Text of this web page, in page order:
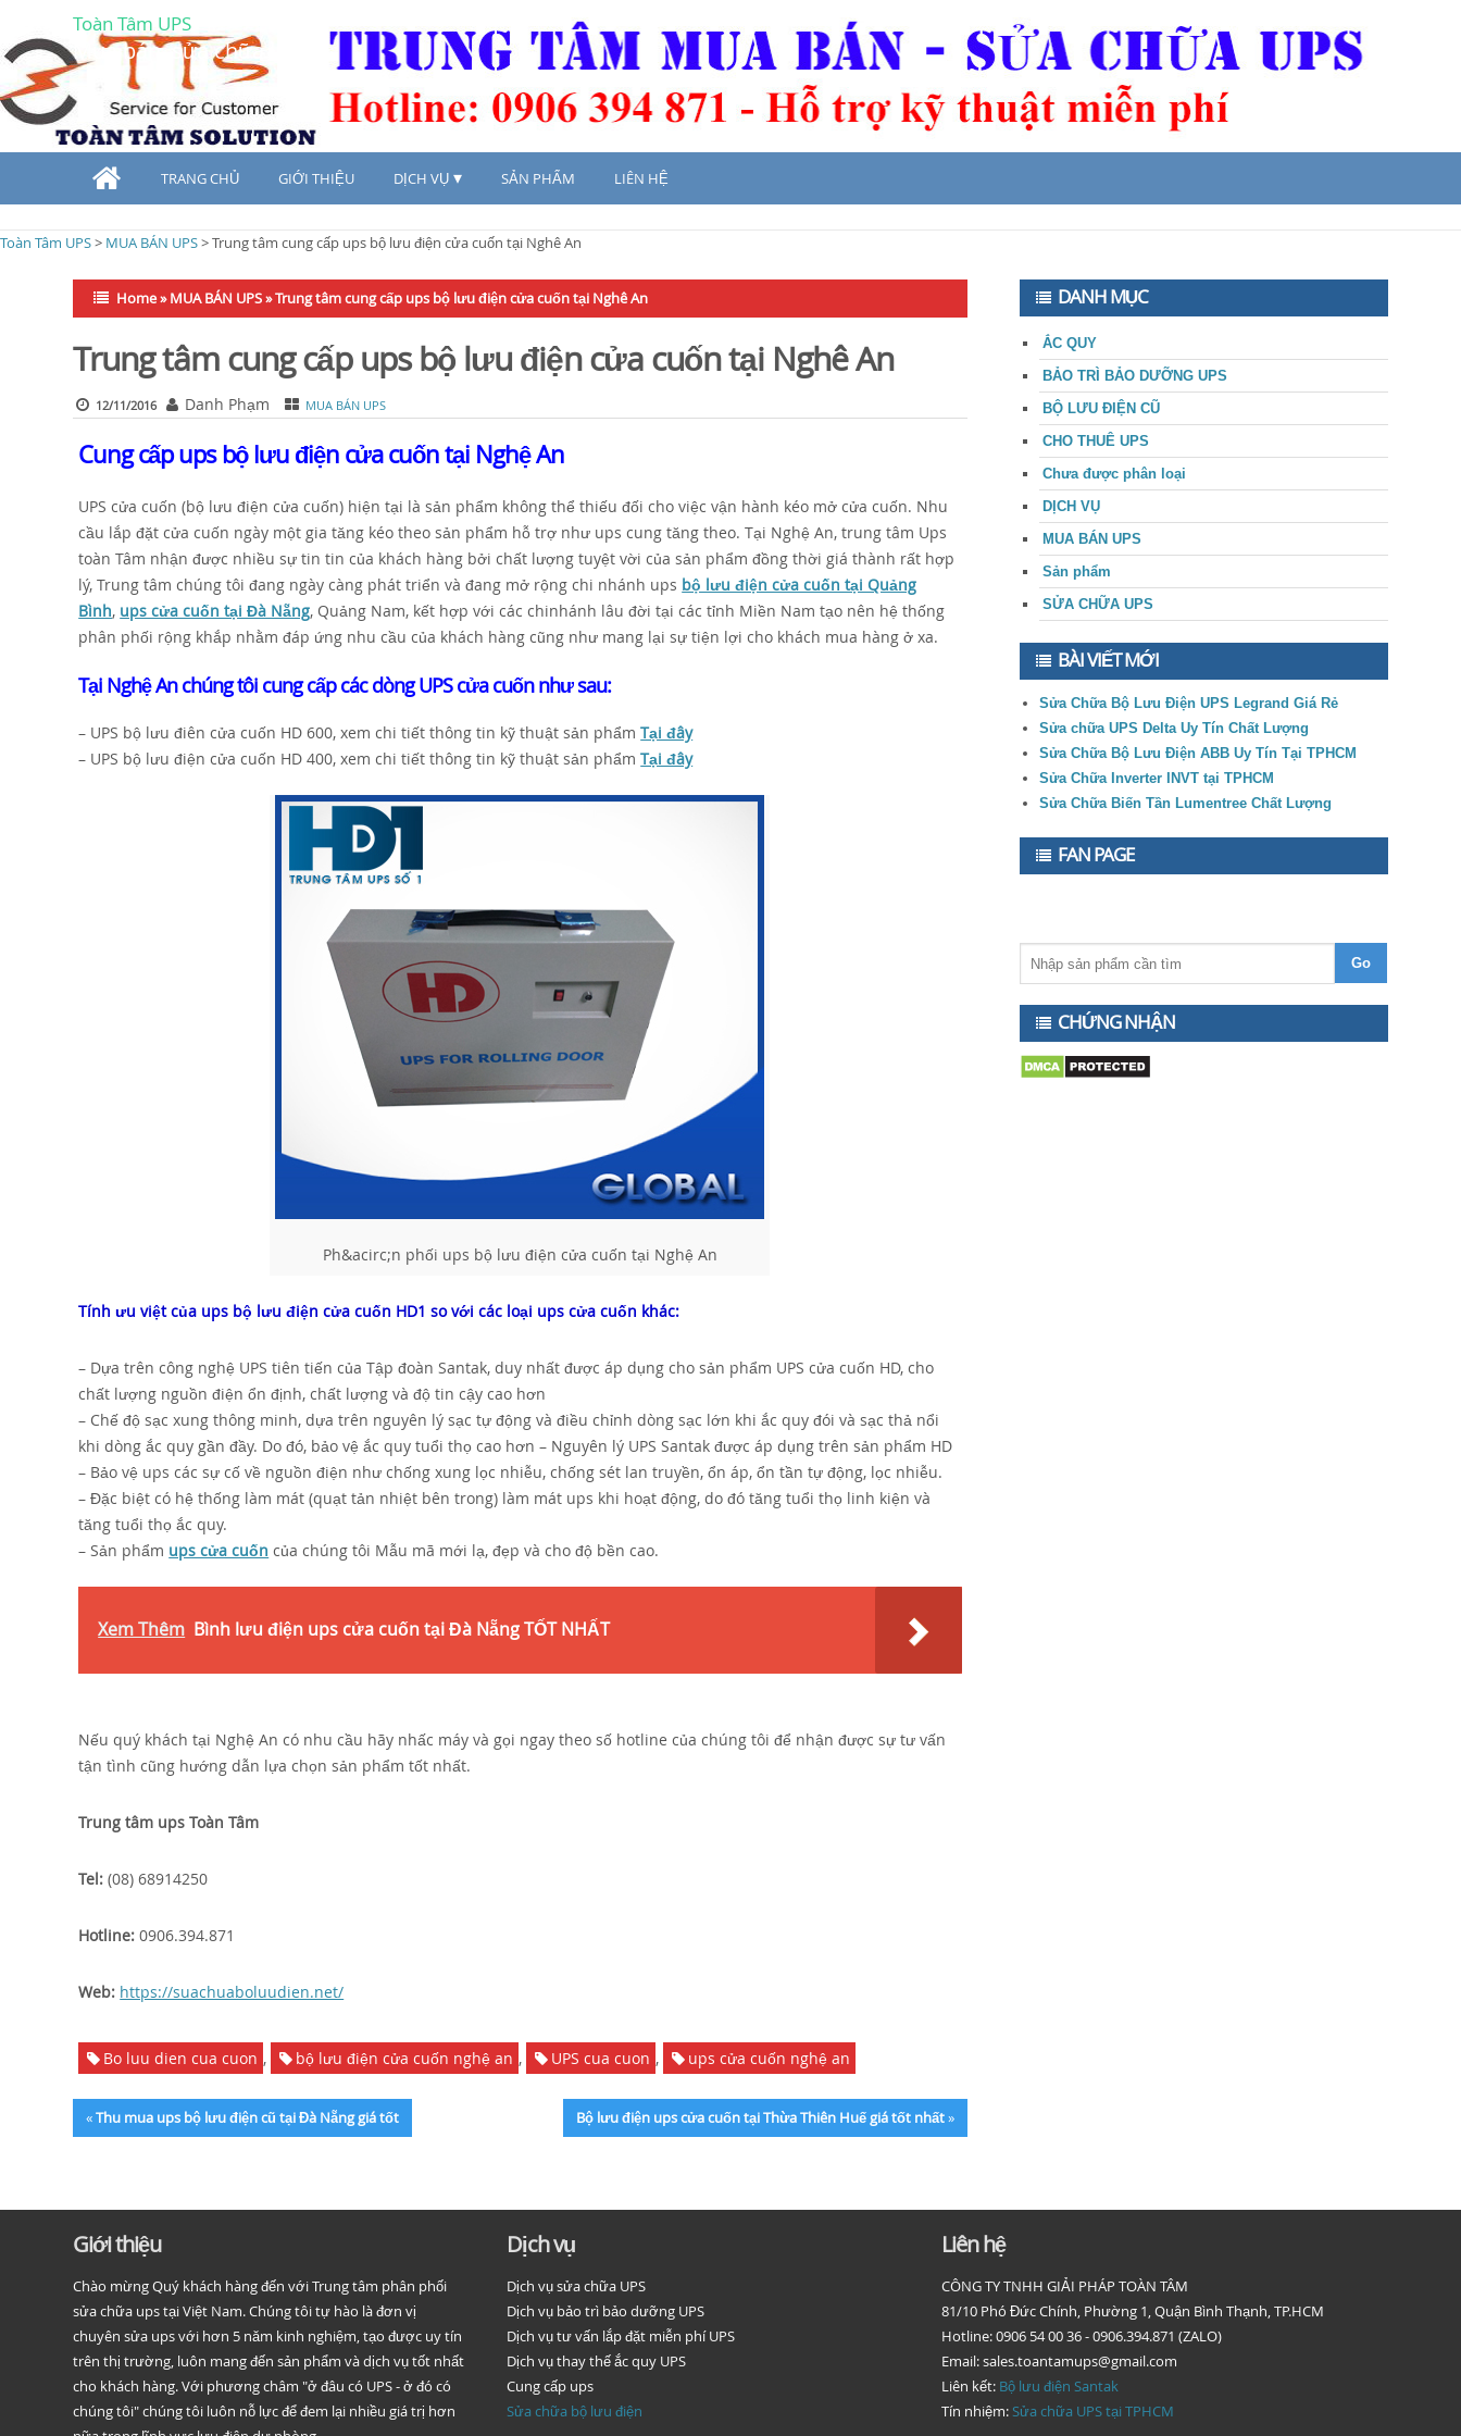
Toàn Tâm UPS
Mua bán, sửa chữa UPS
TRANG CHỦ GIỚI THIỆU DỊCH VỤ SẢN PHẨM LIÊN HỆ
Toàn Tâm UPS> MUA BÁN UPS>Trung tâm cung cấp ups bộ lưu điện cửa cuốn tại Nghê An
Home»MUA BÁN UPS»Trung tâm cung cấp ups bộ lưu điện cửa cuốn tại Nghê An
Trung tâm cung cấp ups bộ lưu điện cửa cuốn tại Nghê An
12/11/2016 Danh Phạm MUA BÁN UPS
Cung cấp ups bộ lưu điện cửa cuốn tại Nghệ An
UPS cửa cuốn (bộ lưu điện cửa cuốn) hiện tại là sản phẩm không thể thiếu đối cho việc vận hành kéo mở cửa cuốn. Nhu
cầu lắp đặt cửa cuốn ngày một gia tăng kéo theo sản phẩm hỗ trợ như ups cung tăng theo. Tại Nghệ An, trung tâm Ups
toàn Tâm nhận được nhiều sự tin tin của khách hàng bởi chất lượng tuyệt vời của sản phẩm đồng thời giá thành rất hợp
lý, Trung tâm chúng tôi đang ngày càng phát triển và đang mở rộng chi nhánh ups bộ lưu điện cửa cuốn tại Quảng
Bình, ups cửa cuốn tại Đà Nẵng, Quảng Nam, kết hợp với các chinhánh lâu đời tại các tỉnh Miền Nam tạo nên hệ thống
phân phối rộng khắp nhằm đáp ứng nhu cầu của khách hàng cũng như mang lại sự tiện lợi cho khách mua hàng ở xa.
Tại Nghệ An chúng tôi cung cấp các dòng UPS cửa cuốn như sau:
– UPS bộ lưu điên cửa cuốn HD 600, xem chi tiết thông tin kỹ thuật sản phẩmTại đây
– UPS bộ lưu điện cửa cuốn HD 400, xem chi tiết thông tin kỹ thuật sản phẩmTại đây
Ph&acirc;n phối ups bộ lưu điện cửa cuốn tại Nghệ An
Tính ưu việt của ups bộ lưu điện cửa cuốn HD1 so với các loại ups cửa cuốn khác:
– Dựa trên công nghệ UPS tiên tiến của Tập đoàn Santak, duy nhất được áp dụng cho sản phẩm UPS cửa cuốn HD, cho
chất lượng nguồn điện ổn định, chất lượng và độ tin cậy cao hơn
– Chế độ sạc xung thông minh, dựa trên nguyên lý sạc tự động và điều chỉnh dòng sạc lớn khi ắc quy đói và sạc thả nổi
khi dòng ắc quy gần đầy. Do đó, bảo vệ ắc quy tuổi thọ cao hơn – Nguyên lý UPS Santak được áp dụng trên sản phẩm HD
– Bảo vệ ups các sự cố về nguồn điện như chống xung lọc nhiễu, chống sét lan truyền, ổn áp, ổn tần tự động, lọc nhiễu.
– Đặc biệt có hệ thống làm mát (quạt tản nhiệt bên trong) làm mát ups khi hoạt động, do đó tăng tuổi thọ linh kiện và
tăng tuổi thọ ắc quy.
– Sản phẩm ups cửa cuốn của chúng tôi Mẫu mã mới lạ, đẹp và cho độ bền cao.
Xem Thêm Bình lưu điện ups cửa cuốn tại Đà Nẵng TỐT NHẤT
Nếu quý khách tại Nghệ An có nhu cầu hãy nhấc máy và gọi ngay theo số hotline của chúng tôi để nhận được sự tư vấn
tận tình cũng hướng dẫn lựa chọn sản phẩm tốt nhất.
Trung tâm ups Toàn Tâm
Tel: (08) 68914250
Hotline: 0906.394.871
Web: https://suachuaboluudien.net/
Bo luu dien cua cuon , bộ lưu điện cửa cuốn nghệ an , UPS cua cuon , ups cửa cuốn nghệ an
«Thu mua ups bộ lưu điện cũ tại Đà Nẵng giá tốt Bộ lưu điện ups cửa cuốn tại Thừa Thiên Huế giá tốt nhất»
DANH MỤC
ẮC QUY
BẢO TRÌ BẢO DƯỠNG UPS
BỘ LƯU ĐIỆN CŨ
CHO THUÊ UPS
Chưa được phân loại
DỊCH VỤ
MUA BÁN UPS
Sản phẩm
SỬA CHỮA UPS
BÀI VIẾT MỚI
Sửa Chữa Bộ Lưu Điện UPS Legrand Giá Rẻ
Sửa chữa UPS Delta Uy Tín Chất Lượng
Sửa Chữa Bộ Lưu Điện ABB Uy Tín Tại TPHCM
Sửa Chữa Inverter INVT tại TPHCM
Sửa Chữa Biến Tần Lumentree Chất Lượng
FAN PAGE
CHỨNG NHẬN
Giới thiệu
Chào mừng Quý khách hàng đến với Trung tâm phân phối
sửa chữa ups tại Việt Nam. Chúng tôi tự hào là đơn vị
chuyên sửa ups với hơn 5 năm kinh nghiệm, tạo được uy tín
trên thị trường, luôn mang đến sản phẩm và dịch vụ tốt nhất
cho khách hàng. Với phương châm "ở đâu có UPS - ở đó có
chúng tôi" chúng tôi luôn nỗ lực để đem lại nhiều giá trị hơn
Dịch vụ
Dịch vụ sửa chữa UPS
Dịch vụ bảo trì bảo dưỡng UPS
Dịch vụ tư vấn lắp đặt miễn phí UPS
Dịch vụ thay thế ắc quy UPS
Cung cấp ups
Sửa chữa bộ lưu điện
Liên hệ
CÔNG TY TNHH GIẢI PHÁP TOÀN TÂM
81/10 Phó Đức Chính, Phường 1, Quận Bình Thạnh, TP.HCM
Hotline: 0906 54 00 36 - 0906.394.871 (ZALO)
Email: sales.toantamups@gmail.com
Liên kết: Bộ lưu điện Santak
Tín nhiệm:Sửa chữa UPS tại TPHCM